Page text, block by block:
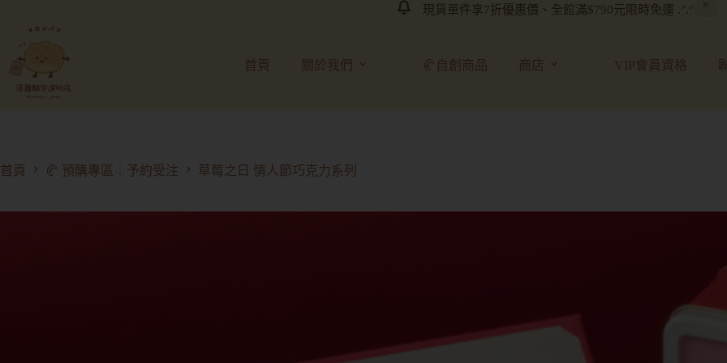
現貨單件享7折優惠價、全館滿$790元限時免運 .ᐟ.ᐟ
首頁 關於我們 🥐自創商品 商店 VIP會員資格
首頁 🥐 預購專區┊予約受注 草莓之日 情人節巧克力系列